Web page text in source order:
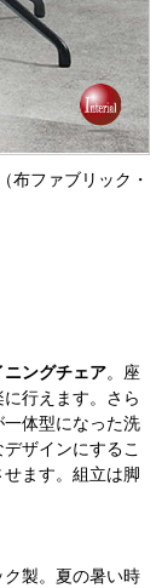
布ファブリック・
ニングチェア。座
行えます。さら
体型になった洗
ザインにするこ
ます。組立は脚
製。夏の暑い時